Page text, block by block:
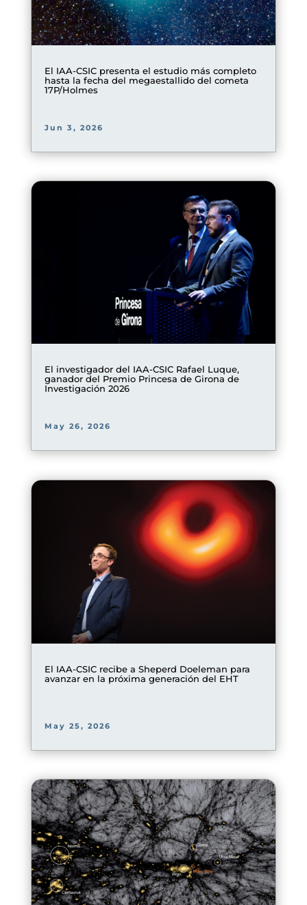
El IAA-CSIC presenta el estudio más completo
hasta la fecha del megaestallido del cometa
17P/Holmes
Jun 3, 2026
El investigador del IAA-CSIC Rafael Luque,
ganador del Premio Princesa de Girona de
Investigación 2026
May 26, 2026
El IAA-CSIC recibe a Sheperd Doeleman para
avanzar en la próxima generación del EHT
May 25, 2026